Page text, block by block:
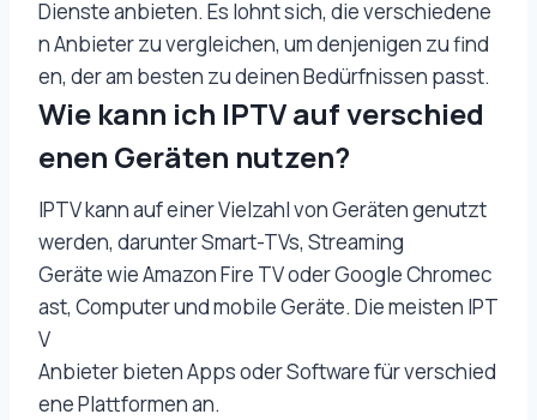
Dienste anbieten. Es lohnt sich, die verschiedene
n Anbieter zu vergleichen, um denjenigen zu find
en, der am besten zu deinen Bedürfnissen passt.
Wie kann ich IPTV auf verschied
enen Geräten nutzen?
IPTV kann auf einer Vielzahl von Geräten genutzt
werden, darunter Smart-TVs, Streaming
Geräte wie Amazon Fire TV oder Google Chromec
ast, Computer und mobile Geräte. Die meisten IPT
V
Anbieter bieten Apps oder Software für verschied
ene Plattformen an.